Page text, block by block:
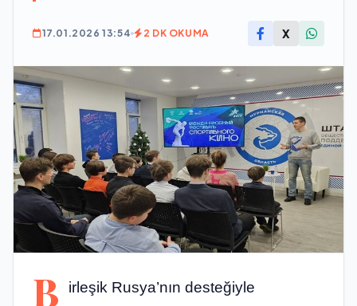
17.01.2026 13:54 2 DK OKUMA X
B
irleşik Rusya’nın desteğiyle